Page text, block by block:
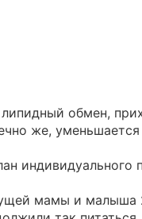
обмен,
же, уменьшается
индивидуального
мамы и малыша